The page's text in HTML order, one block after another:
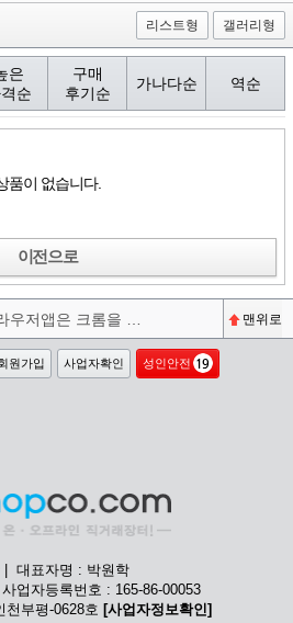
리스트형 갤러리형
은
순
구매
후기순
가나다순 역순
품이 없습니다.
이전으로
맨위로
원가입 사업자확인 성인안전
| 대표자명 : 박원학
업자등록번호 : 165-86-00053
천부평-0628호 [사업자정보확인]